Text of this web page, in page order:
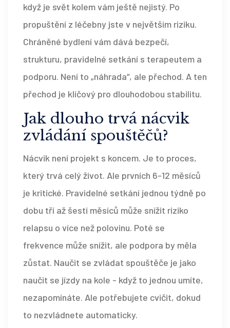
když je svět kolem vám ještě nejistý. Po
propuštění z léčebny jste v největším riziku.
Chráněné bydlení vám dává bezpečí,
strukturu, pravidelné setkání s terapeutem a
podporu. Není to „náhrada“, ale přechod. A ten
přechod je klíčový pro dlouhodobou stabilitu.
Jak dlouho trvá nácvik
zvládání spouštěčů?
Nácvik není projekt s koncem. Je to proces,
který trvá celý život. Ale prvních 6-12 měsíců
je kritické. Pravidelné setkání jednou týdně po
dobu tří až šesti měsíců může snížit riziko
relapsu o více než polovinu. Poté se
frekvence může snížit, ale podpora by měla
zůstat. Naučit se zvládat spouštěče je jako
naučit se jízdy na kole - když to jednou umíte,
nezapomínáte. Ale potřebujete cvičit, dokud
to nezvládnete automaticky.